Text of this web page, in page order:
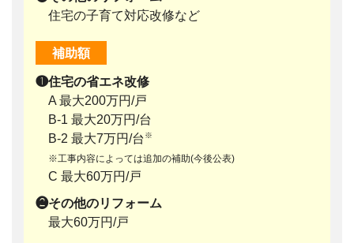
住宅の子育て対応改修など
補助額
❶住宅の省エネ改修
A 最大200万円/戸
B-1 最大20万円/台
B-2 最大7万円/台 ※
※工事内容によっては追加の補助(今後公表)
C 最大60万円/戸
❷その他のリフォーム
最大60万円/戸